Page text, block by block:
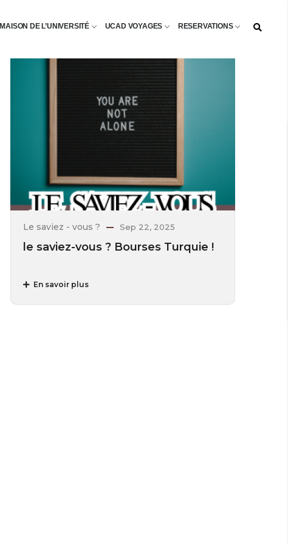
MAISON DE L’UNIVERSITÉ UCAD VOYAGES RESERVATIONS
Le saviez - vous ? Sep 22, 2025
le saviez-vous ? Bourses Turquie !
En savoir plus